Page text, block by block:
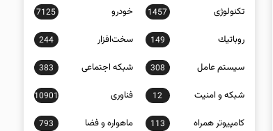
تکنولوژی 1457 خودرو 7125
روباتيك 149 سخت‌افزار 244
سيستم عامل 308 شبكه اجتماعی 383
شبكه و امنيت 12 فناوری 10901
كامپيوتر همراه 113 ماهواره و فضا 793